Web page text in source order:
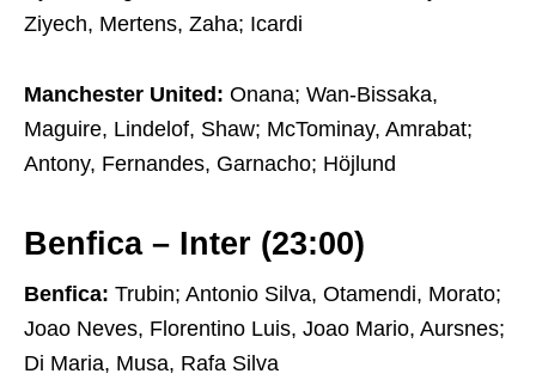
Ziyech, Mertens, Zaha; Icardi
Manchester United: Onana; Wan-Bissaka,
Maguire, Lindelof, Shaw; McTominay, Amrabat;
Antony, Fernandes, Garnacho; Höjlund
Benfica – Inter (23:00)
Benfica: Trubin; Antonio Silva, Otamendi, Morato;
Joao Neves, Florentino Luis, Joao Mario, Aursnes;
Di Maria, Musa, Rafa Silva